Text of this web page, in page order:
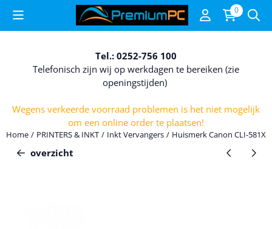
Cookievoorkeuren zijn beschikbaar. Kies instellingen of sta alle
0
Tel.: 0252-756 100
Telefonisch zijn wij op werkdagen te bereiken (zie
openingstijden)
Wegens verkeerde voorraad problemen is het niet mogelijk
om een online order te plaatsen!
Home / PRINTERS & INKT / Inkt Vervangers / Huismerk Canon CLI-
overzicht